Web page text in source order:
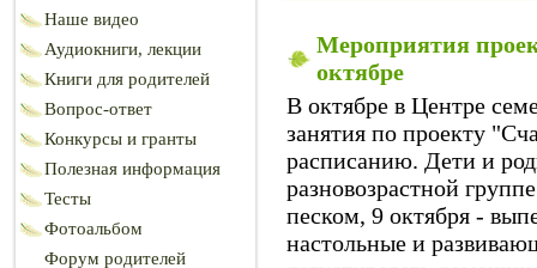
Наше видео
Аудиокниги, лекции
Книги для родителей
Вопрос-ответ
Конкурсы и гранты
Полезная информация
Тесты
Фотоальбом
Форум родителей
Мероприятия
октябре
В октябре в Центре
занятия по проекту
расписанию. Дети и
разновозрастной
песком, 9 октября -
настольные и